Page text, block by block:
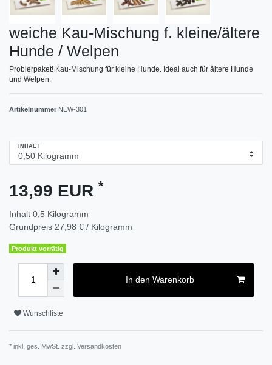
weiche Kau-Mischung f. kleine/ältere
Hunde / Welpen
Probierpaket! Kau-Mischung für kleine Hunde. Ideal auch für ältere Hunde
und Welpen.
Artikelnummer NEW-301
INHALT
13,99 EUR *
Inhalt 0,5 Kilogramm
Grundpreis 27,98 € / Kilogramm
Produkt vorrätig
In den Warenkorb
Wunschliste
* inkl. ges. MwSt. zzgl. Versandkosten